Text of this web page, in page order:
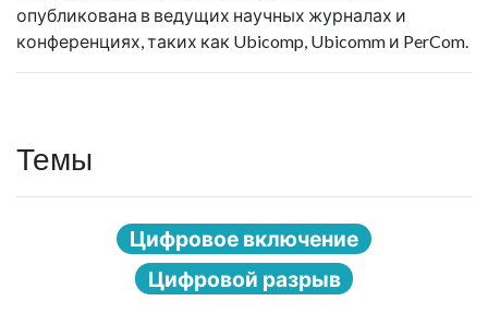
опубликована в ведущих научных журналах и
конференциях, таких как Ubicomp, Ubicomm и PerCom.
Темы
Цифровое включение
Цифровой разрыв